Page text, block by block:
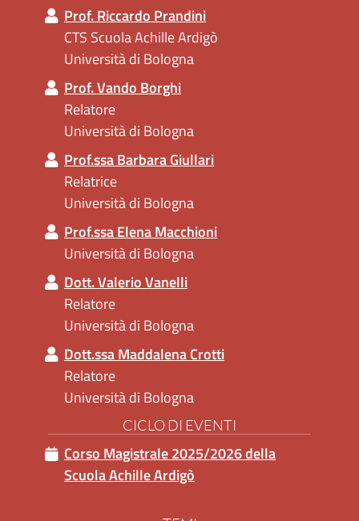
Prof. Riccardo Prandini
CTS Scuola Achille Ardigò
Università di Bologna
Prof. Vando Borghi
Relatore
Università di Bologna
Prof.ssa Barbara Giullari
Relatrice
Università di Bologna
Prof.ssa Elena Macchioni
Università di Bologna
Dott. Valerio Vanelli
Relatore
Università di Bologna
Dott.ssa Maddalena Crotti
Relatore
Università di Bologna
CICLO DI EVENTI
Corso Magistrale 2025/2026 della
Scuola Achille Ardigò